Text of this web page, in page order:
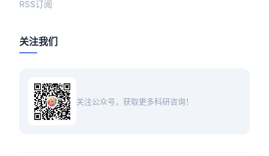
RSS订阅
关注我们
关注公众号，获取更多科研咨询！